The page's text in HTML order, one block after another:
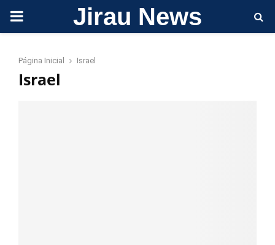
PRIMARY Jirau News
Página Inicial Israel
Israel